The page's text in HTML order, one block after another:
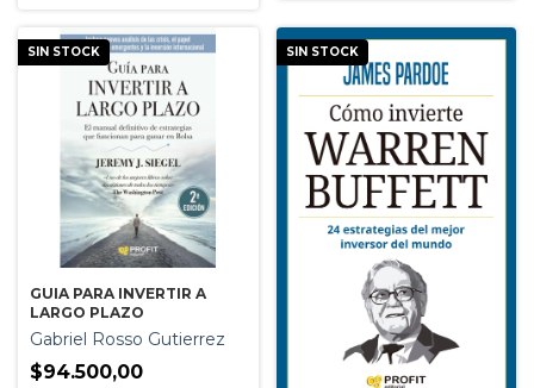
SIN STOCK
GUIA PARA INVERTIR A
LARGO PLAZO
Gabriel Rosso Gutierrez
$94.500,00
SIN STOCK